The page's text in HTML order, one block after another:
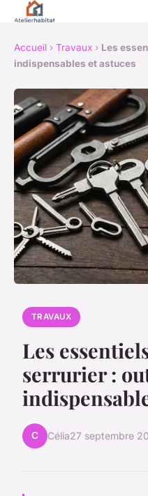
Accueil › Travaux › Les
indispensables et astuces
TRAVAUX
Les
serrurier :
C Célia27 septembre